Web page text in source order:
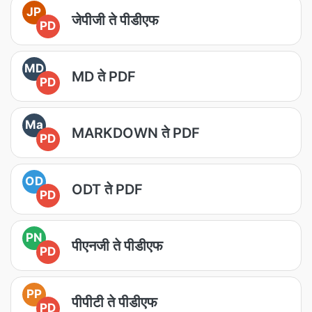
JP
PD
जेपीजी ते पीडीएफ
MD
PD
MD ते PDF
Ma
PD
MARKDOWN ते PDF
OD
PD
ODT ते PDF
PN
PD
पीएनजी ते पीडीएफ
PP
PD
पीपीटी ते पीडीएफ